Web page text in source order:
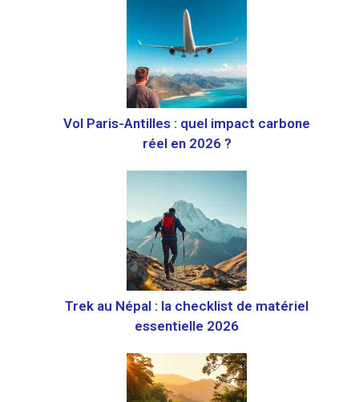
Vol Paris-Antilles : quel impact carbone
réel en 2026 ?
Trek au Népal : la checklist de matériel
essentielle 2026